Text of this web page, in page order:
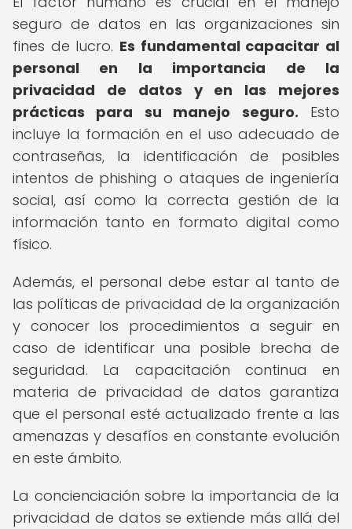
seguro de datos en las organizaciones sin
fines de lucro. Es fundamental capacitar al
personal en la importancia de la
privacidad de datos y en las mejores
prácticas para su manejo seguro. Esto
incluye la formación en el uso adecuado de
contraseñas, la identificación de posibles
intentos de phishing o ataques de ingeniería
social, así como la correcta gestión de la
información tanto en formato digital como
físico.
Además, el personal debe estar al tanto de
las políticas de privacidad de la organización
y conocer los procedimientos a seguir en
caso de identificar una posible brecha de
seguridad. La capacitación continua en
materia de privacidad de datos garantiza
que el personal esté actualizado frente a las
amenazas y desafíos en constante evolución
en este ámbito.
La concienciación sobre la importancia de la
privacidad de datos se extiende más allá del